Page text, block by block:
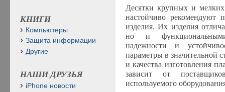
Десятки крупных и
настойчиво рекомендуют
изделия. Их изделия
но и
надежности и
параметры в значительной
и качества изготовления
зависит от
используемого
КНИГИ
Компьютеры
Защита информации
Другие
НАШИ ДРУЗЬЯ
iPhone новости